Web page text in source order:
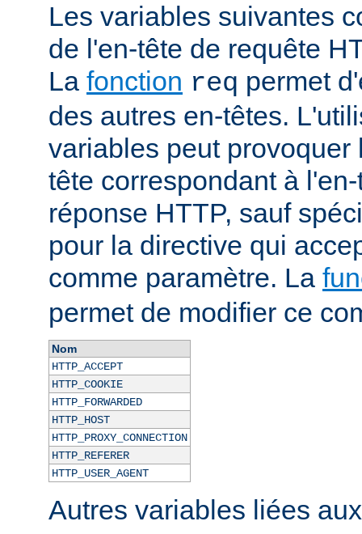
Les variables suivantes
de l'en-tête de requête
La fonction req permet
des autres en-têtes.
variables peut provoquer
tête correspondant à
réponse HTTP, sauf
pour la directive qui
comme paramètre. La
permet de modifier ce
Nom
HTTP_ACCEPT
HTTP_COOKIE
HTTP_FORWARDED
HTTP_HOST
HTTP_PROXY_CONNECTION
HTTP_REFERER
HTTP_USER_AGENT
Autres variables liées